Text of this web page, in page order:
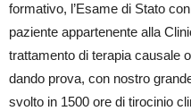
formativo, l’Esame di Stato
paziente appartenente alla
trattamento di terapia causale
dando prova, con nostro
svolto in 1500 ore di tirocinio